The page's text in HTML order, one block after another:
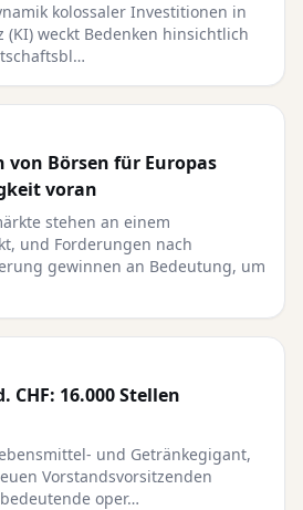
kolossaler Investitionen in
weckt Bedenken hinsichtlich
von Börsen für Europas
voran
stehen an einem
und Forderungen nach
gewinnen an Bedeutung, um
CHF: 16.000 Stellen
und Getränkegigant,
Vorstandsvorsitzenden
oper…